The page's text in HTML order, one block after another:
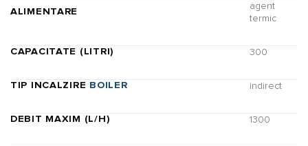
ALIMENTARE
agent
termic
CAPACITATE (LITRI) 300
TIP INCALZIRE BOILER indirect
DEBIT MAXIM (L/H) 1300